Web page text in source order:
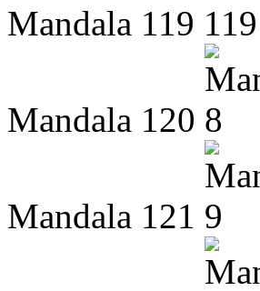
Mandala 119
Mandala 120
Mandala 121